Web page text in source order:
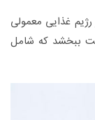
رژیم غذایی معمولی
ببخشد که شامل